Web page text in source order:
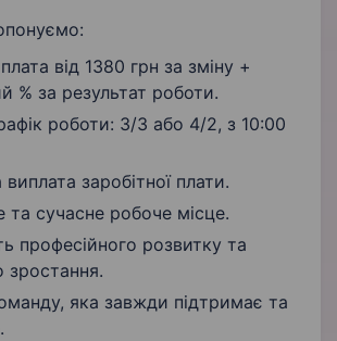
від 1380 грн за зміну +
% за результат роботи.
роботи: 3/3 або 4/2, з 10:00
заробітної плати.
та сучасне робоче місце.
професійного розвитку та
зростання.
яка завжди підтримає та